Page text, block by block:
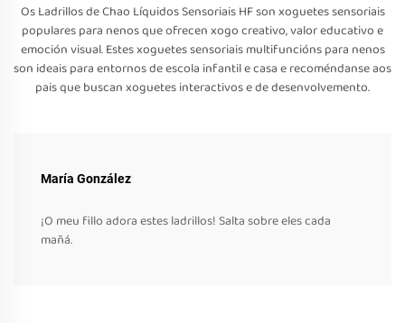
Os Ladrillos de Chao Líquidos Sensoriais HF son xoguetes sensoriais
populares para nenos que ofrecen xogo creativo, valor educativo e
emoción visual. Estes xoguetes sensoriais multifuncións para nenos
son ideais para entornos de escola infantil e casa e recoméndanse aos
pais que buscan xoguetes interactivos e de desenvolvemento.
María González
¡O meu fillo adora estes ladrillos! Salta sobre eles cada
mañá.